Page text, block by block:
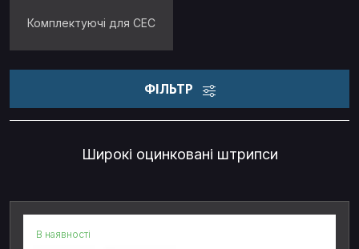
Комплектуючі для СЕС
ФІЛЬТР
Широкі оцинковані штрипси
В наявності